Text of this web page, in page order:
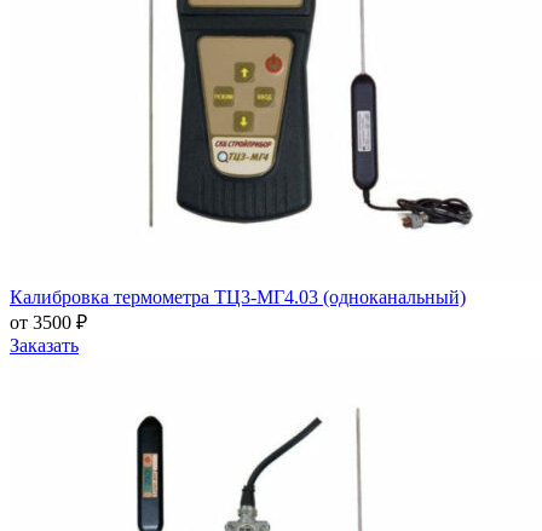
Калибровка термометра ТЦ3-МГ4.03 (одноканальный)
от 3500 ₽
Заказать